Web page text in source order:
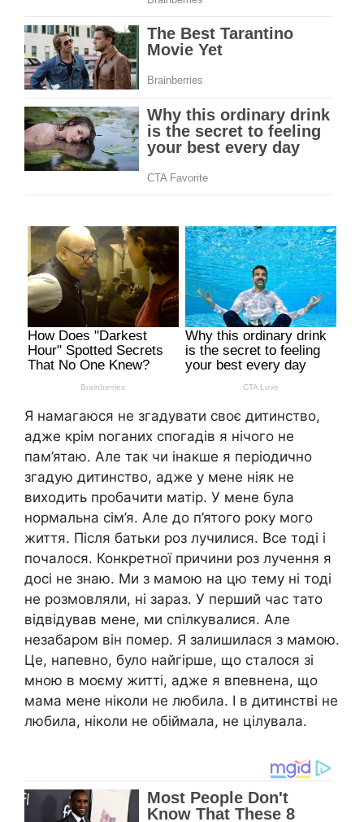
Я намагаюся не згадувати своє дитинство,
адже крім nоганих спогадів я нічого не
пам’ятаю. Але так чи інакше я періодично
згадую дитинство, адже у мене ніяк не
виходить пробачити матір. У мене була
нормальна сім’я. Але до п’ятого року мого
життя. Після батьки роз лучилися. Все тоді і
почалося. Конкретної причини роз лучення я
досі не знаю. Ми з мамою на цю тему ні тоді
не розмовляли, ні зараз. У перший час тато
відвідував мене, ми спілкувалися. Але
незабаром він помер. Я залишилася з мамою.
Це, напевно, було найгірше, що сталося зі
мною в моєму житті, адже я впевнена, що
мама мене ніколи не любила. І в дитинстві не
любила, ніколи не обіймала, не цілувала.